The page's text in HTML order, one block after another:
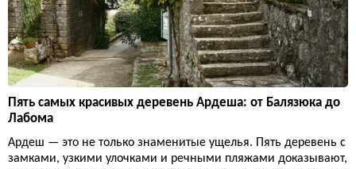
Пять самых красивых деревень Ардеша: от Балязюка до
Лабома
Ардеш — это не только знаменитые ущелья. Пять деревень с
замками, узкими улочками и речными пляжами доказывают,